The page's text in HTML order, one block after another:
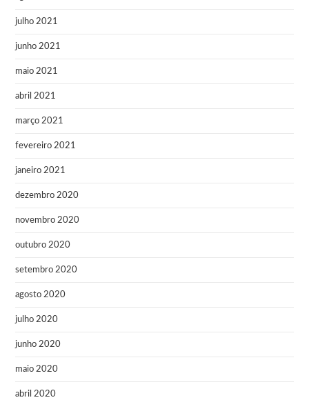
julho 2021
junho 2021
maio 2021
abril 2021
março 2021
fevereiro 2021
janeiro 2021
dezembro 2020
novembro 2020
outubro 2020
setembro 2020
agosto 2020
julho 2020
junho 2020
maio 2020
abril 2020